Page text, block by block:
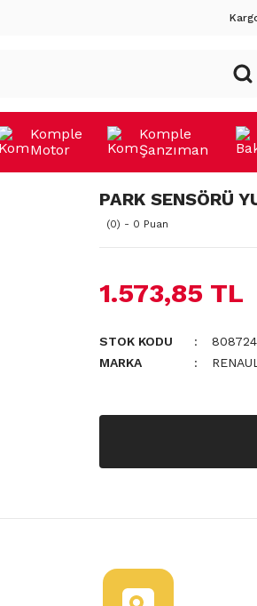
Komple
Motor
Komple
Şanzıman
PARK SENSÖRÜ
(0) - 0 Puan
1.573,85 TL
STOK KODU
MARKA